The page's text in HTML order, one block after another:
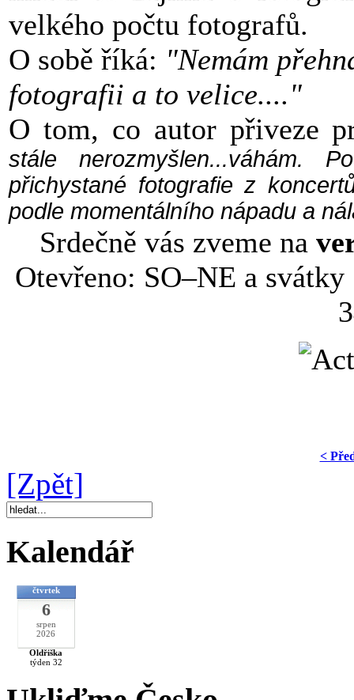
velkého počtu fotografů.
O sobě říká: "Nemám
fotografii a to velice...."
O tom, co autor přiveze
stále nerozmyšlen...váhám.
přichystané fotografie z
podle momentálního nápadu a
Srdečně vás zveme na
Otevřeno: SO–NE a
<
[Zpět]
Kalendář
čtvrtek
6
srpen
2026
Oldřiška
týden 32